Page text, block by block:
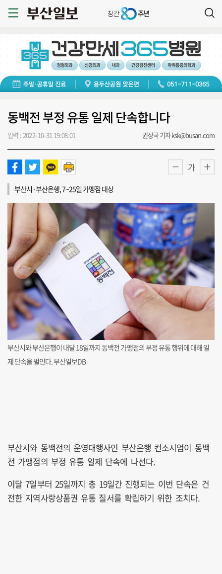
동백전 부정 유통 일제 단속합니다
입력 : 2022-10-31 19:08:01 권상국 기자 ksk@busan.com
가
부산시·부산은행, 7~25일 가맹점 대상
부산시와 부산은행이 내달 18일까지 동백전 가맹점의 부정 유통 행위에 대해 일
제 단속을 벌인다. 부산일보DB
부산시와 동백전의 운영대행사인 부산은행 컨소시엄이 동백
전 가맹점의 부정 유통 일제 단속에 나선다.
이달 7일부터 25일까지 총 19일간 진행되는 이번 단속은 건
전한 지역사랑상품권 유통 질서를 확립하기 위한 조치다.